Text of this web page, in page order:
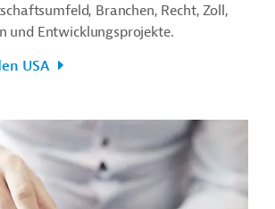
Branchen, Recht, Zoll,
und Entwicklungsprojekte.
USA